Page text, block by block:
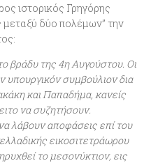
ιστορικός Γρηγόρης
δύο πολέμων” την
βράδυ της 4η Αυγούστου. Οι
υπουργικόν συμβούλιον δια
και Παπαδήμα, κανείς
να συζητήσουν.
λάβουν αποφάσεις επί του
εικοσιτετράωρου
το μεσονύκτιον, εις